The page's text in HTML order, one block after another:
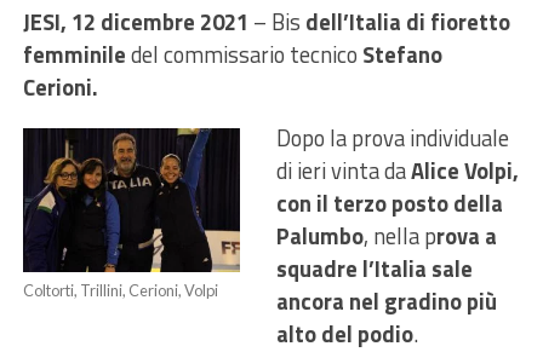
JESI, 12 dicembre 2021 – Bis dell’Italia di fioretto
femminiledel commissario tecnico Stefano
Cerioni.
Coltorti, Trillini, Cerioni, Volpi
Dopo la prova individuale
di ieri vinta daAlice Volpi,
con il terzo posto della
Palumbo, nella prova a
squadre l’Italia sale
ancora nel gradino più
alto del podio.